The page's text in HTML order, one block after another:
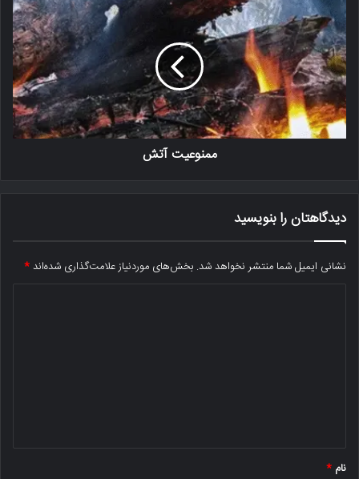
ممنوعیت آتش
دیدگاهتان را بنویسید
نشانی ایمیل شما منتشر نخواهد شد. بخش‌های موردنیاز علامت‌گذاری شده‌اند*
نام *